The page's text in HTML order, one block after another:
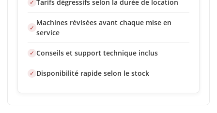
Tarifs dégressifs selon la durée de location
Machines révisées avant chaque mise en
service
Conseils et support technique inclus
Disponibilité rapide selon le stock